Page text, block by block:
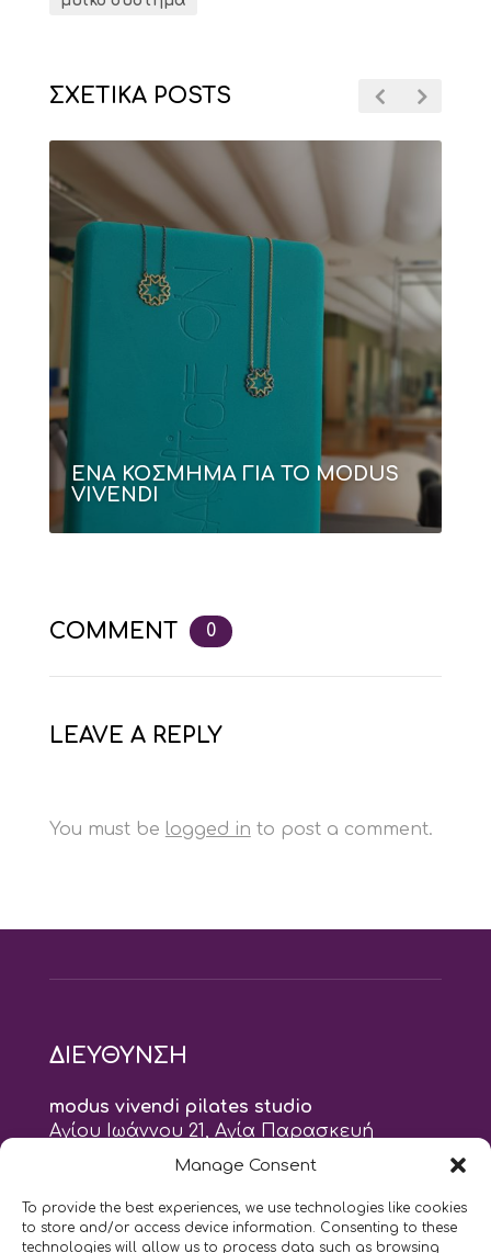
Manage Consent
To provide the best experiences, we use technologies like cookies
to store and/or access device information. Consenting to these
technologies will allow us to process data such as browsing
ΣΧΕΤΙΚΑ POSTS
ΕΝΑ ΚΟΣΜΗΜΑ ΓΙΑ ΤΟ MODUS
VIVENDI
COMMENT 0
LEAVE A REPLY
You must be logged in to post a comment.
ΔΙΕΥΘΥΝΣΗ
modus vivendi pilates studio
Αγίου Ιωάννου 21, Αγία Παρασκευή
τηλ: 210 6082152
naskari.d@modusvivendi-pilates.gr
ΣΗΜΕΡΑ ΕΙΝΑΙ 10/08